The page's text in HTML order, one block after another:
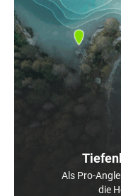
Als Pro-
die